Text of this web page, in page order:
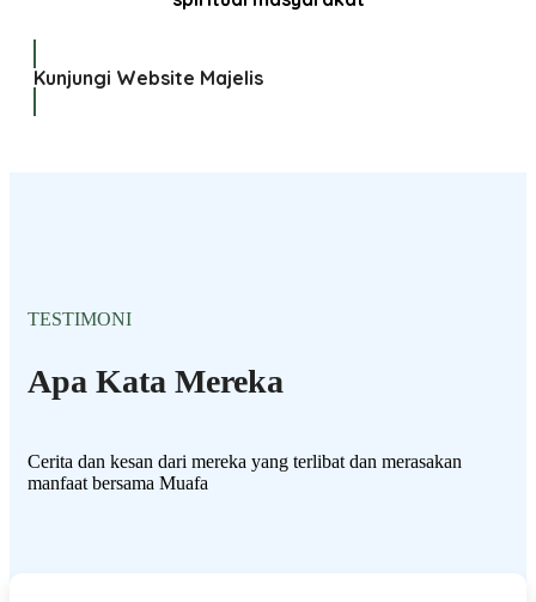
Kunjungi Website Majelis
TESTIMONI
Apa Kata Mereka
Cerita dan kesan dari mereka yang terlibat dan merasakan
manfaat bersama Muafa